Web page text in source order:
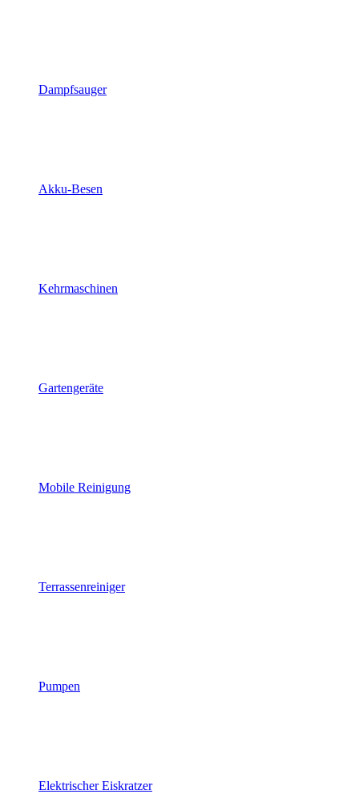
Dampfsauger
Akku-Besen
Kehrmaschinen
Gartengeräte
Mobile Reinigung
Terrassenreiniger
Pumpen
Elektrischer Eiskratzer